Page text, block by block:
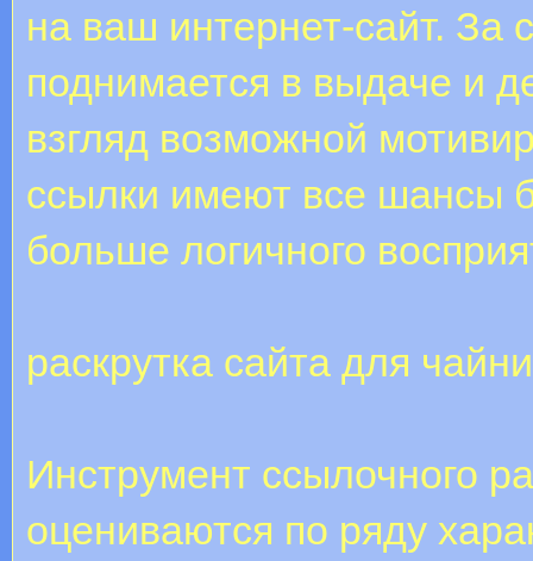
на ваш интернет-сайт. За
поднимается в выдаче и
взгляд возможной
ссылки имеют все шансы
больше логичного
раскрутка сайта для
Инструмент ссылочного
оцениваются по ряду